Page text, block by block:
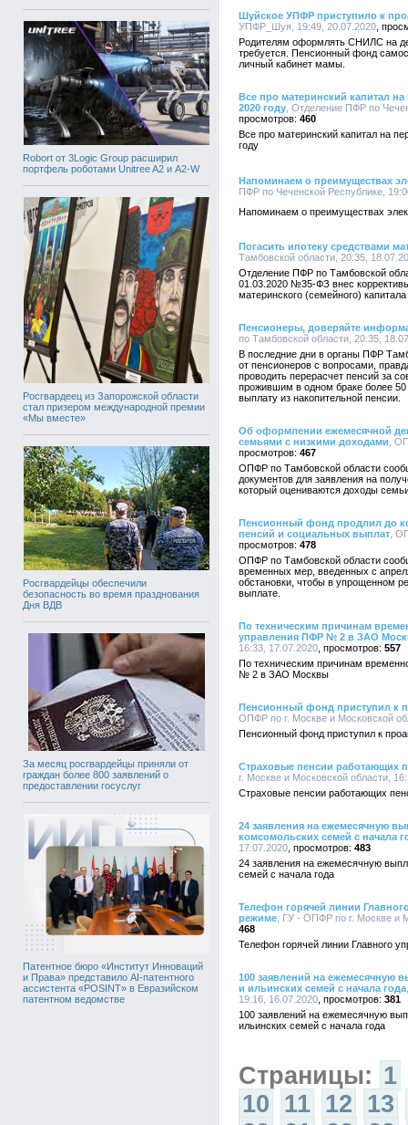
Robort от 3Logic Group расширил
портфель роботами Unitree A2 и A2-W
Росгвардеец из Запорожской области
стал призером международной премии
«Мы вместе»
Росгвардейцы обеспечили
безопасность во время празднования
Дня ВДВ
За месяц росгвардейцы приняли от
граждан более 800 заявлений о
предоставлении госуслуг
Патентное бюро «Институт Инноваций
и Права» представило AI-патентного
ассистента «POSINT» в Евразийском
патентном ведомстве
Шуйское УПФР приступило к
УПФР_Шуя, 19:49, 20.07.2020
Родителям оформлять СНИЛС на
требуется. Пенсионный фонд
личный кабинет мамы.
Все про материнский капитал на
2020 году , Отделение ПФР по
460
Все про материнский капитал на
году
Напоминаем о преимуществах
ПФР по Чеченской Республике,
Напоминаем о преимуществах
Погасить ипотеку средствами
Тамбовской области, 20:35,
Отделение ПФР по Тамбовской
01.03.2020 №35-ФЗ внес
материнского (семейного)
Пенсионеры, доверяйте
по Тамбовской области, 20:35,
В последние дни в органы ПФР
от пенсионеров с вопросами,
проводить перерасчет пенсий за
прожившим в одном браке более
выплату из накопительной пенсии.
Об оформлении ежемесячной
семьями с низкими доходами ,
467
ОПФР по Тамбовской области
документов для заявления на
который оцениваются доходы
Пенсионный фонд продлил до
пенсий и социальных выплат ,
478
ОПФР по Тамбовской области
временных мер, введенных с
обстановки, чтобы в упрощенном
выплате.
По техническим причинам
управления ПФР № 2 в ЗАО
16:33, 17.07.2020
557
По техническим причинам
№ 2 в ЗАО Москвы
Пенсионный фонд приступил к
ОПФР по г. Москве и Московской
Пенсионный фонд приступил к
Страховые пенсии работающих
г. Москве и Московской области,
Страховые пенсии работающих
24 заявления на ежемесячную
комсомольских семей с начала
17.07.2020
483
24 заявления на ежемесячную
семей с начала года
Телефон горячей линии
режиме , ГУ - ОПФР по г. Москве и
468
Телефон горячей линии Главного
100 заявлений на ежемесячную
и ильинских семей с начала года
19:16, 16.07.2020
381
100 заявлений на ежемесячную
ильинских семей с начала года
Страницы: 1
10 11 12 13